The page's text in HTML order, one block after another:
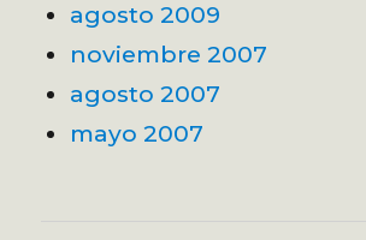
agosto 2009
noviembre 2007
agosto 2007
mayo 2007